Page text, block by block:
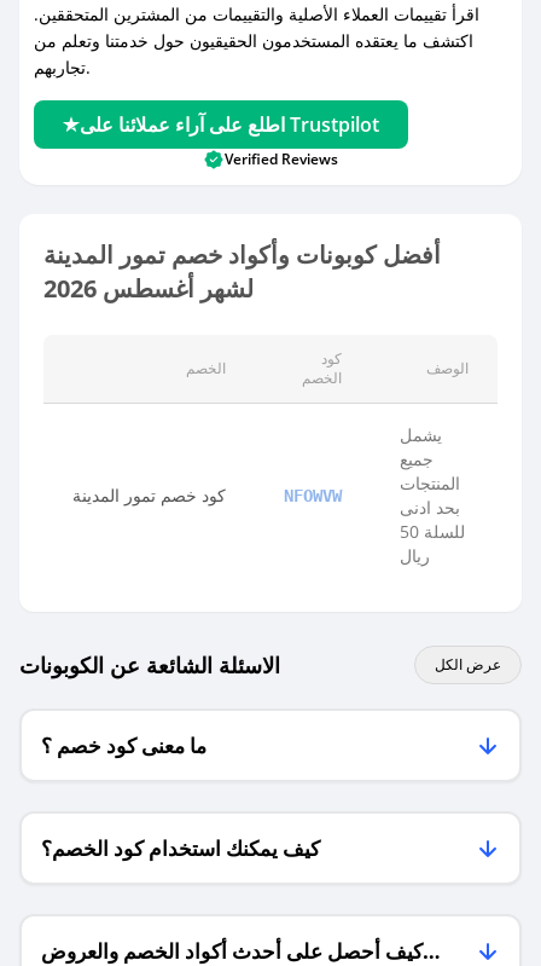
اقرأ تقييمات العملاء الأصلية والتقييمات من المشترين المتحققين.
اكتشف ما يعتقده المستخدمون الحقيقيون حول خدمتنا وتعلم من
تجاربهم.
اطلع على آراء عملائنا على Trustpilot
Verified Reviews
أفضل كوبونات وأكواد خصم تمور المدينة
لشهر أغسطس 2026
الخصم
كود
الخصم
الوصف
كود خصم تمور المدينة NFOWVW
يشمل
جميع
المنتجات
بحد ادنى
للسلة 50
ريال
الاسئلة الشائعة عن الكوبونات عرض الكل
ما معنى كود خصم ؟
كيف يمكنك استخدام كود الخصم؟
كيف أحصل على أحدث أكواد الخصم والعروض